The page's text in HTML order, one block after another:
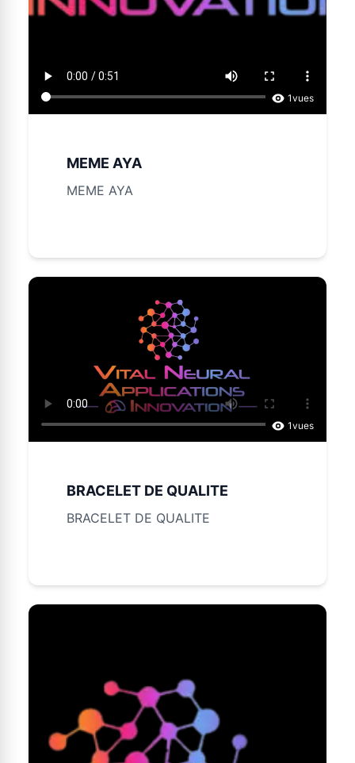
1vues
MEME AYA
MEME AYA
1vues
BRACELET DE QUALITE
BRACELET DE QUALITE